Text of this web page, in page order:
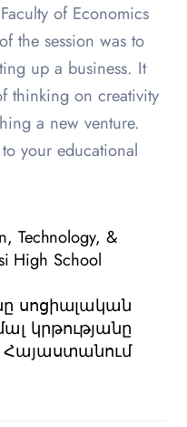
of Economics
the session was to
up a business. It
thinking on creativity
a new venture.
your educational
Technology, &
High School
սոցիալական
կրթությանը
Հայաստանում